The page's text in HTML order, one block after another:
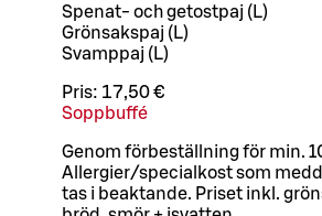
Spenat- och getostpaj (L)
Grönsakspaj (L)
Svamppaj (L)
Pris: 17,50 €
Soppbuffé
Genom förbeställning för min.
Allergier/specialkost som
tas i beaktande. Priset inkl.